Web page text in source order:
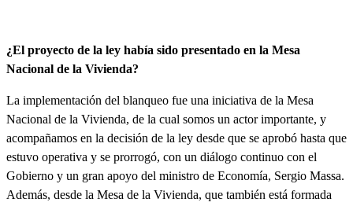
¿El proyecto de la ley había sido presentado en la Mesa
Nacional de la Vivienda?
La implementación del blanqueo fue una iniciativa de la Mesa
Nacional de la Vivienda, de la cual somos un actor importante, y
acompañamos en la decisión de la ley desde que se aprobó hasta que
estuvo operativa y se prorrogó, con un diálogo continuo con el
Gobierno y un gran apoyo del ministro de Economía, Sergio Massa.
Además, desde la Mesa de la Vivienda, que también está formada